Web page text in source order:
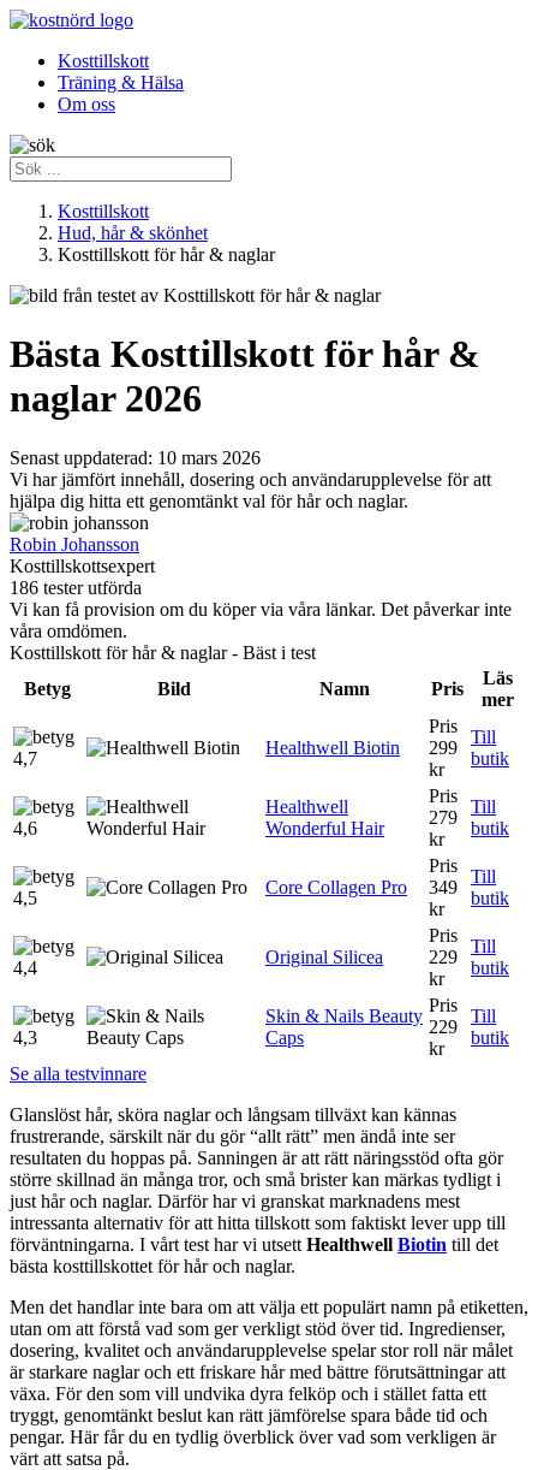
Kosttillskott
Träning & Hälsa
Om oss
Kosttillskott
Hud, hår & skönhet
Kosttillskott för hår & naglar
Bästa Kosttillskott för hår &
naglar 2026
Senast uppdaterad: 10 mars 2026
Vi har jämfört innehåll, dosering och användarupplevelse för att
hjälpa dig hitta ett genomtänkt val för hår och naglar.
Robin Johansson
Kosttillskottsexpert
186 tester utförda
Vi kan få provision om du köper via våra länkar. Det påverkar inte
våra omdömen.
Kosttillskott för hår & naglar - Bäst i test
Betyg
Bild Namn Pris
Läs
mer
4,7
Healthwell Biotin
Pris
299
kr
Till
butik
4,6
Healthwell
Wonderful Hair
Pris
279
kr
Till
butik
4,5
Core Collagen Pro
Pris
349
kr
Till
butik
4,4
Original Silicea
Pris
229
kr
Till
butik
4,3
Skin & Nails Beauty
Caps
Pris
229
kr
Till
butik
Se alla testvinnare
Glanslöst hår, sköra naglar och långsam tillväxt kan kännas
frustrerande, särskilt när du gör “allt rätt” men ändå inte ser
resultaten du hoppas på. Sanningen är att rätt näringsstöd ofta gör
större skillnad än många tror, och små brister kan märkas tydligt i
just hår och naglar. Därför har vi granskat marknadens mest
intressanta alternativ för att hitta tillskott som faktiskt lever upp till
förväntningarna. I vårt test har vi utsett Healthwell Biotin till det
bästa kosttillskottet för hår och naglar.
Men det handlar inte bara om att välja ett populärt namn på etiketten,
utan om att förstå vad som ger verkligt stöd över tid. Ingredienser,
dosering, kvalitet och användarupplevelse spelar stor roll när målet
är starkare naglar och ett friskare hår med bättre förutsättningar att
växa. För den som vill undvika dyra felköp och i stället fatta ett
tryggt, genomtänkt beslut kan rätt jämförelse spara både tid och
pengar. Här får du en tydlig överblick över vad som verkligen är
värt att satsa på.